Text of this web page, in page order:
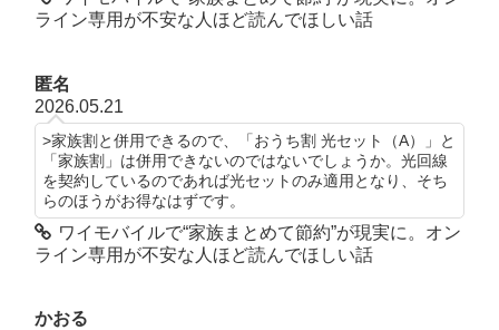
ライン専用が不安な人ほど読んでほしい話
匿名
2026.05.21
>家族割と併用できるので、「おうち割 光セット（A）」と
「家族割」は併用できないのではないでしょうか。光回線
を契約しているのであれば光セットのみ適用となり、そち
らのほうがお得なはずです。
ワイモバイルで“家族まとめて節約”が現実に。オン
ライン専用が不安な人ほど読んでほしい話
かおる